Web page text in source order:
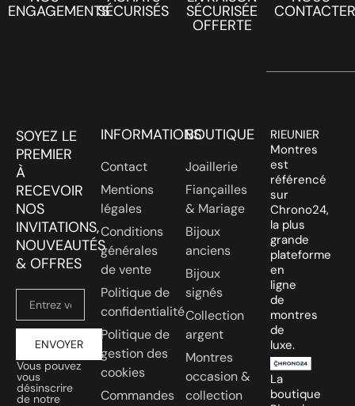
ENGAGEMENTSSÉCURISÉS SÉCURISÉE
OFFERTE
CONTACTER
SOYEZ LE
PREMIER
À
RECEVOIR
NOS
INVITATIONS,
NOUVEAUTÉS
& OFFRES
ENVOYER
Vous pouvez
vous
désinscrire
de notre
INFORMATIONS
Contact
Mentions
légales
Conditions
générales
de vente
Politique de
confidentialité
Politique de
gestion des
cookies
Commandes
BOUTIQUE
Joaillerie
Fiançailles
& Mariage
Bijoux
anciens
Bijoux
signés
Collection
argent
Montres
occasion &
collection
RIEUNIER
Montres
est
référencé
sur
Chrono24,
la plus
grande
plateforme
en
ligne
de
montres
de
luxe.
La
boutique